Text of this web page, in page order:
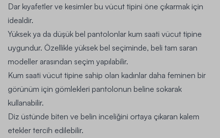
Dar kıyafetler ve kesimler bu vücut tipini öne çıkarmak için
idealdir.
Yüksek ya da düşük bel pantolonlar kum saati vücut tipine
uygundur. Özellikle yüksek bel seçiminde, beli tam saran
modeller arasından seçim yapılabilir.
Kum saati vücut tipine sahip olan kadınlar daha feminen bir
görünüm için gömlekleri pantolonun beline sokarak
kullanabilir.
Diz üstünde biten ve belin inceliğini ortaya çıkaran kalem
etekler tercih edilebilir.